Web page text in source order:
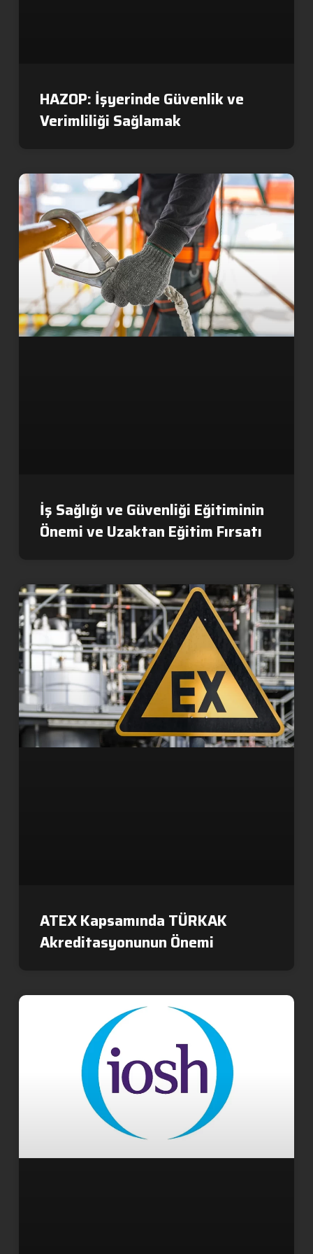
HAZOP: İşyerinde Güvenlik ve
Verimliliği Sağlamak
İş Sağlığı ve Güvenliği Eğitiminin
Önemi ve Uzaktan Eğitim Fırsatı
ATEX Kapsamında TÜRKAK
Akreditasyonunun Önemi